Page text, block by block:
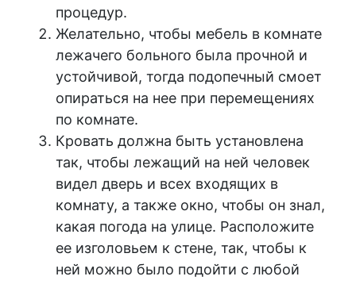
процедур.
Желательно, чтобы мебель в комнате
лежачего больного была прочной и
устойчивой, тогда подопечный смоет
опираться на нее при перемещениях
по комнате.
Кровать должна быть установлена
так, чтобы лежащий на ней человек
видел дверь и всех входящих в
комнату, а также окно, чтобы он знал,
какая погода на улице. Расположите
ее изголовьем к стене, так, чтобы к
ней можно было подойти с любой